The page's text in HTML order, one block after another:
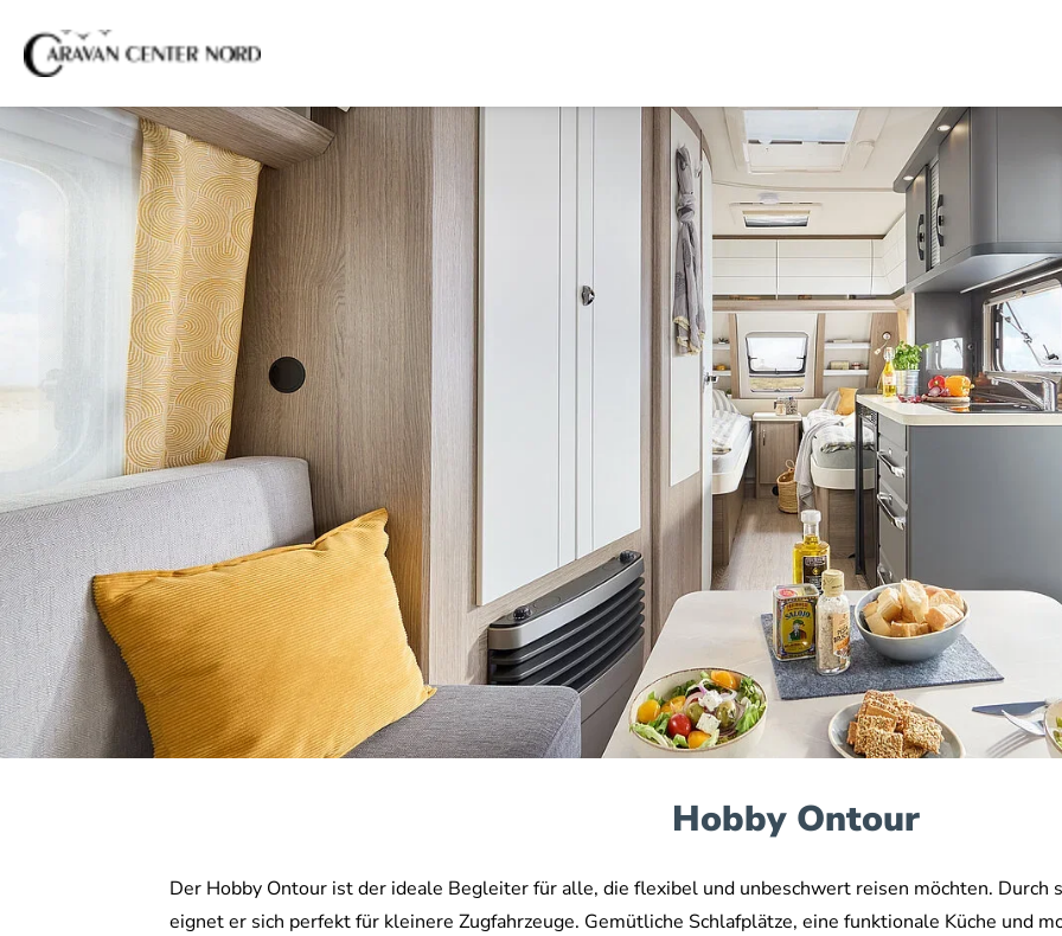
Hobby Ontour
Der Hobby Ontour ist der ideale Begleiter für alle, die flexibel und unbeschwert reisen möchten. Durch
eignet er sich perfekt für kleinere Zugfahrzeuge. Gemütliche Schlafplätze, eine funktionale Küche und